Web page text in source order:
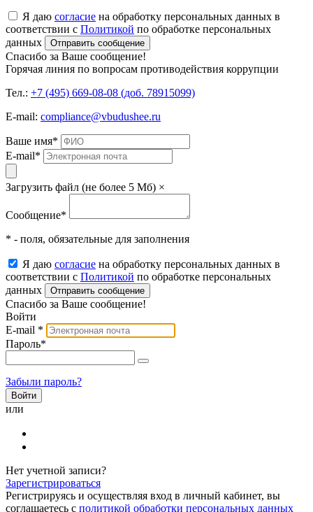
Я даю согласие на обработку персональных данных в
соответствии с Политикой по обработке персональных
данных
Отправить сообщение
Спасибо за Ваше сообщение!
Горячая линия по вопросам противодействия коррупции
Тел.: +7 (495) 669-08-08 (доб. 78915099)
E-mail: compliance@vbudushee.ru
Ваше имя*
E-mail*
Загрузить файл (не более 5 Мб) ×
Сообщение*
* - поля, обязательные для заполнения
Я даю согласие на обработку персональных данных в
соответствии с Политикой по обработке персональных
данных
Отправить сообщение
Спасибо за Ваше сообщение!
Войти
E-mail *
Пароль*
Забыли пароль?
или
Нет учетной записи?
Зарегистрироваться
Регистрируясь и осуществляя вход в личный кабинет, вы
соглашаетесь с политикой обработки персональных данных